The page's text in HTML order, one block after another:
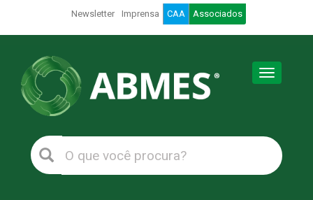
Newsletter Imprensa CAA Associados
Toggle